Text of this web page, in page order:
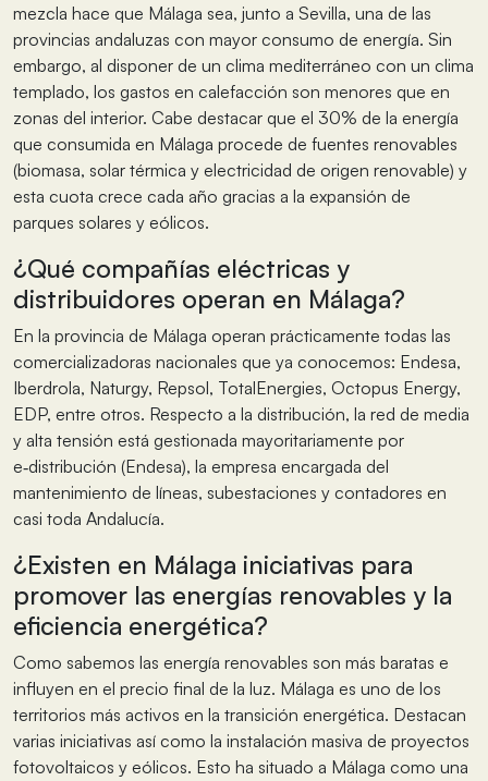
mezcla hace que Málaga sea, junto a Sevilla, una de las
provincias andaluzas con mayor consumo de energía. Sin
embargo, al disponer de un clima mediterráneo con un clima
templado, los gastos en calefacción son menores que en
zonas del interior. Cabe destacar que el 30% de la energía
que consumida en Málaga procede de fuentes renovables
(biomasa, solar térmica y electricidad de origen renovable) y
esta cuota crece cada año gracias a la expansión de
parques solares y eólicos.
¿Qué compañías eléctricas y
distribuidores operan en Málaga?
En la provincia de Málaga operan prácticamente todas las
comercializadoras nacionales que ya conocemos: Endesa,
Iberdrola, Naturgy, Repsol, TotalEnergies, Octopus Energy,
EDP, entre otros. Respecto a la distribución, la red de media
y alta tensión está gestionada mayoritariamente por
e‑distribución (Endesa), la empresa encargada del
mantenimiento de líneas, subestaciones y contadores en
casi toda Andalucía.
¿Existen en Málaga iniciativas para
promover las energías renovables y la
eficiencia energética?
Como sabemos las energía renovables son más baratas e
influyen en el precio final de la luz. Málaga es uno de los
territorios más activos en la transición energética. Destacan
varias iniciativas así como la instalación masiva de proyectos
fotovoltaicos y eólicos. Esto ha situado a Málaga como una